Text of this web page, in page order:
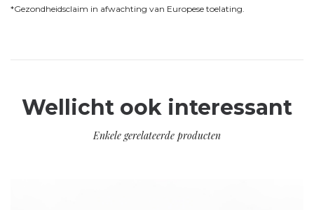
*Gezondheidsclaim in afwachting van Europese toelating.
Wellicht ook interessant
Enkele gerelateerde producten